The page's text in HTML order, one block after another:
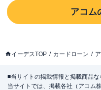
アコム
イーデスTOP カードローン
■当サイトの掲載情報と掲載商品
当サイトでは、掲載各社（アコム